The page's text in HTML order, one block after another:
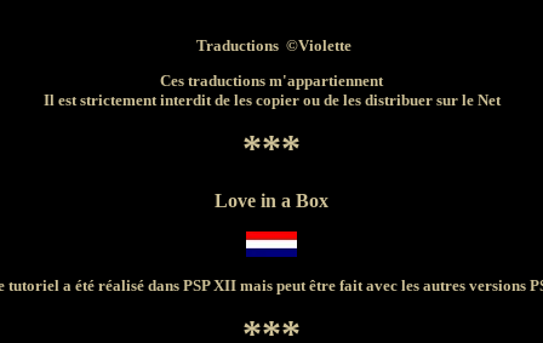
Traductions ©Violette
Ces traductions m'appartiennent
Il est strictement interdit de les copier ou de les distribuer sur le Net
***
Love in a Box
tutoriel a été réalisé dans PSP XII mais peut être fait avec les autres versions
***